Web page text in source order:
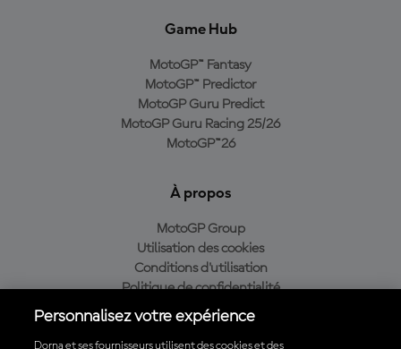
Game Hub
MotoGP™ Fantasy
MotoGP™ Predictor
MotoGP Guru Predict
MotoGP Guru Racing 25/26
MotoGP™26
À propos
MotoGP Group
Utilisation des cookies
Conditions d'utilisation
Politique de confidentialité
Politique d’achat
Personnalisez votre expérience
Dorna et ses fournisseurs utilisent des cookies et des